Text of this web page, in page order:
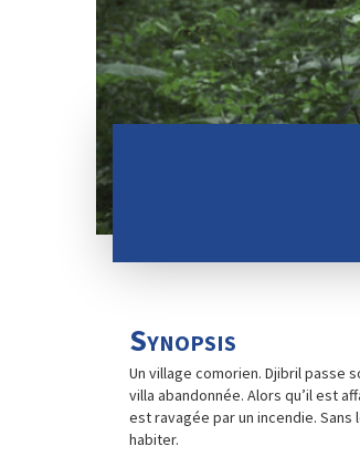
Synopsis
Un village comorien. Djibril passe
villa abandonnée. Alors qu’il est
est ravagée par un incendie.
habiter.